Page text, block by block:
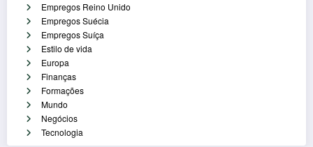
Empregos Reino Unido
Empregos Suécia
Empregos Suíça
Estilo de vida
Europa
Finanças
Formações
Mundo
Negócios
Tecnologia